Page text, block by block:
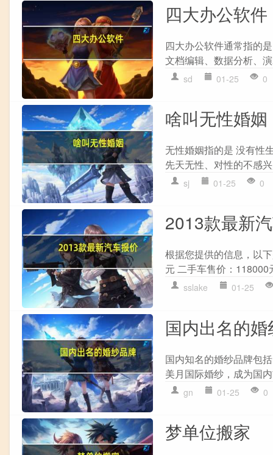
四大办公软件
四大办公软件通常指的
文档编辑、数据分析、
sd 01-25 0
啥叫无性婚姻
无性婚姻指的是 没有性
先天无性、对性的不感
sj 01-25 0
2013款最新
根据您提供的信息，以
元 二手车售价：
sslake 01-25
国内出名的
国内知名的婚纱品牌包
美月国际婚纱，成为国
gn 01-25 0
梦单位搬家